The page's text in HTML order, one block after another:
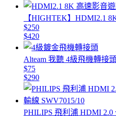
【HIGHTEK】HDMI2.1
$250
$420
Alteam 我聽 4級飛機轉接頭
$75
$290
PHILIPS 飛利浦 HDMI